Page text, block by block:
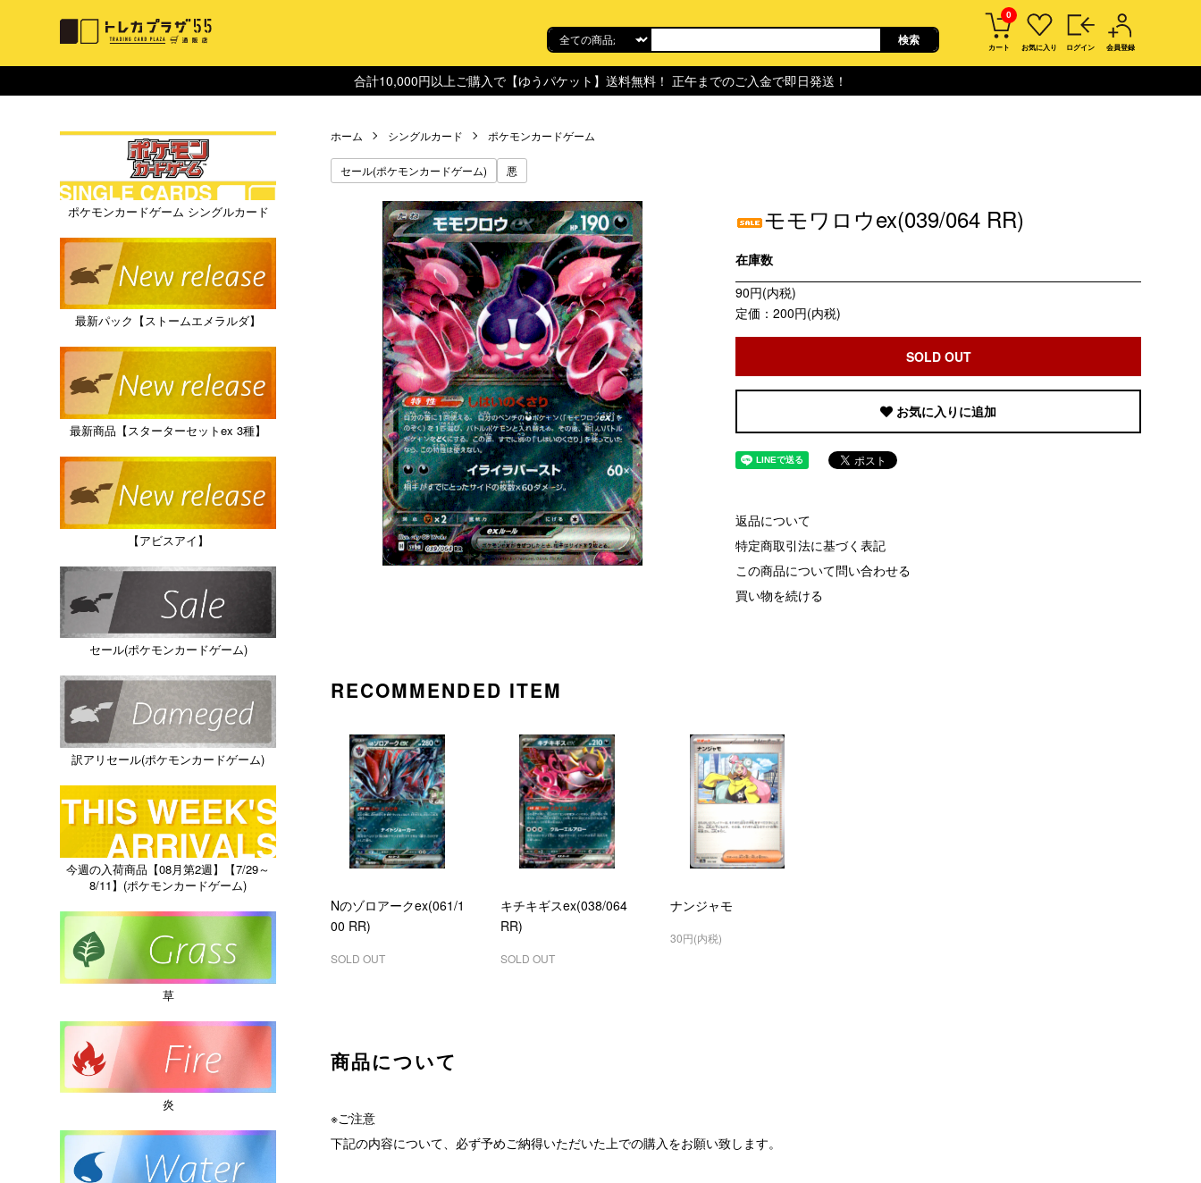
0
カート お気に入り ログイン 会員登録
合計10,000円以上ご購入で【ゆうパケット】送料無料！ 正午までのご入金で即日発送！
ホーム シングルカード ポケモンカードゲーム
セール(ポケモンカードゲーム) 悪
モモワロウex(039/064 RR)
在庫数
90円(内税)
定価：200円(内税)
SOLD OUT
お気に入りに追加
返品について
特定商取引法に基づく表記
この商品について問い合わせる
買い物を続ける
商品について
※ご注意
下記の内容について、必ず予めご納得いただいた上での購入をお願い致します。
RECOMMENDED ITEM
Nのゾロアークex(061/1
00 RR)
SOLD OUT
キチキギスex(038/064
RR)
SOLD OUT
ナンジャモ
30円(内税)
ポケモンカードゲーム シングルカード
最新パック【ストームエメラルダ】
最新商品【スターターセットex 3種】
【アビスアイ】
セール(ポケモンカードゲーム)
訳アリセール(ポケモンカードゲーム)
今週の入荷商品【08月第2週】【7/29～
8/11】(ポケモンカードゲーム)
草
炎